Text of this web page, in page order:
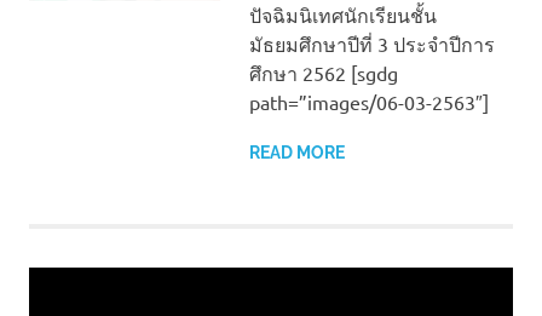
ปัจฉิมนิเทศนักเรียนชั้น
มัธยมศึกษาปีที่ 3 ประจำปีการ
ศึกษา 2562 [sgdg
path=”images/06-03-2563″]
READ MORE